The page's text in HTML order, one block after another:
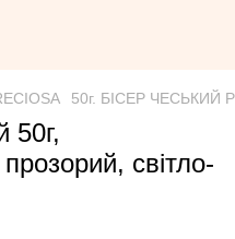
50г. БІСЕР ЧЕСЬКИЙ
50г,
світло-